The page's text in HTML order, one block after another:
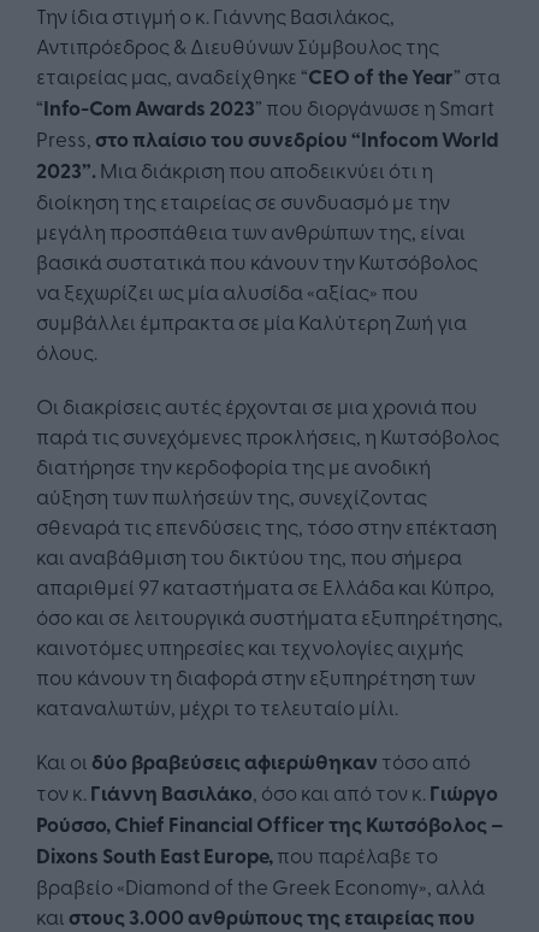
Την ίδια στιγμή ο κ. Γιάννης Βασιλάκος,
Αντιπρόεδρος & Διευθύνων Σύμβουλος της
εταιρείας μας, αναδείχθηκε “CEO of the Year” στα
“Info-Com Awards 2023” που διοργάνωσε η Smart
Press, στο πλαίσιο του συνεδρίου “Infocom World
2023”.Μια διάκριση που αποδεικνύει ότι η
διοίκηση της εταιρείας σε συνδυασμό με την
μεγάλη προσπάθεια των ανθρώπων της, είναι
βασικά συστατικά που κάνουν την Κωτσόβολος
να ξεχωρίζει ως μία αλυσίδα «αξίας» που
συμβάλλει έμπρακτα σε μία Καλύτερη Ζωή για
όλους.
Οι διακρίσεις αυτές έρχονται σε μια χρονιά που
παρά τις συνεχόμενες προκλήσεις, η Κωτσόβολος
διατήρησε την κερδοφορία της με ανοδική
αύξηση των πωλήσεών της, συνεχίζοντας
σθεναρά τις επενδύσεις της, τόσο στην επέκταση
και αναβάθμιση του δικτύου της, που σήμερα
απαριθμεί 97 καταστήματα σε Ελλάδα και Κύπρο,
όσο και σε λειτουργικά συστήματα εξυπηρέτησης,
καινοτόμες υπηρεσίες και τεχνολογίες αιχμής
που κάνουν τη διαφορά στην εξυπηρέτηση των
καταναλωτών, μέχρι το τελευταίο μίλι.
Και οι δύο βραβεύσεις αφιερώθηκαν τόσο από
τον κ. Γιάννη Βασιλάκο, όσο και από τον κ. Γιώργο
Ρούσσο,Chief Financial Officerτης Κωτσόβολος –
Dixons South EastEurope,που παρέλαβε το
βραβείο «Diamond of the Greek Economy», αλλά
και στους 3.000 ανθρώπους της εταιρείας που